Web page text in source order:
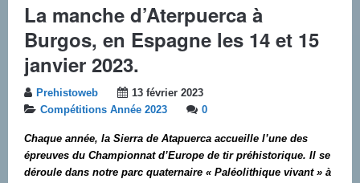
La manche d’Aterpuerca à
Burgos, en Espagne les 14 et 15
janvier 2023.
Prehistoweb
13 février 2023
Compétitions Année 2023
0
Chaque année, la Sierra de Atapuerca accueille l’une des
épreuves du Championnat d’Europe de tir préhistorique. Il se
déroule dans notre parc quaternaire « Paléolithique vivant » à